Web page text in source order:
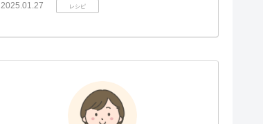
2025.01.27 レシピ